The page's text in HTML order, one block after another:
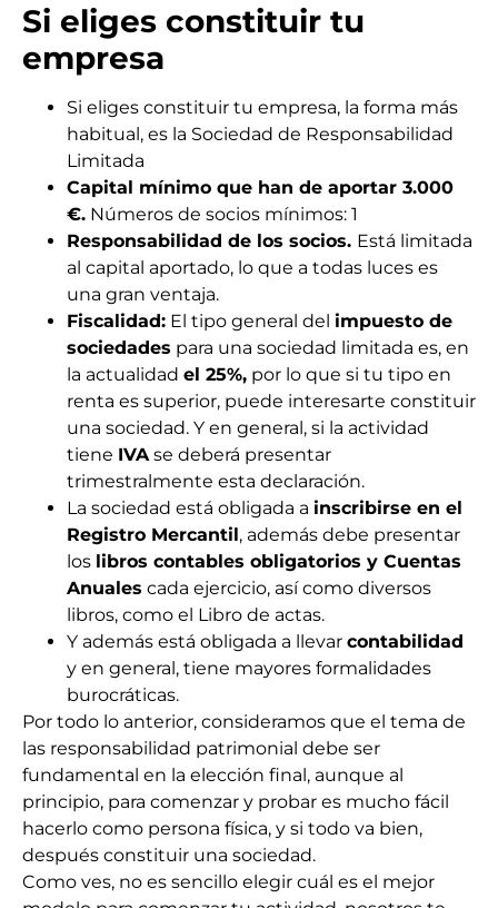
Si eliges constituir tu
empresa
Si eliges constituir tu empresa, la forma más
habitual, es la Sociedad de Responsabilidad
Limitada
Capital mínimo que han de aportar 3.000
€. Números de socios mínimos: 1
Responsabilidad de los socios. Está limitada
al capital aportado, lo que a todas luces es
una gran ventaja.
Fiscalidad: El tipo general del impuesto de
sociedades para una sociedad limitada es, en
la actualidad el 25%, por lo que si tu tipo en
renta es superior, puede interesarte constituir
una sociedad. Y en general, si la actividad
tiene IVA se deberá presentar
trimestralmente esta declaración.
La sociedad está obligada a inscribirse en el
Registro Mercantil, además debe presentar
los libros contables obligatorios y Cuentas
Anuales cada ejercicio, así como diversos
libros, como el Libro de actas.
Y además está obligada a llevar contabilidad
y en general, tiene mayores formalidades
burocráticas.
Por todo lo anterior, consideramos que el tema de
las responsabilidad patrimonial debe ser
fundamental en la elección final, aunque al
principio, para comenzar y probar es mucho fácil
hacerlo como persona física, y si todo va bien,
después constituir una sociedad.
Como ves, no es sencillo elegir cuál es el mejor